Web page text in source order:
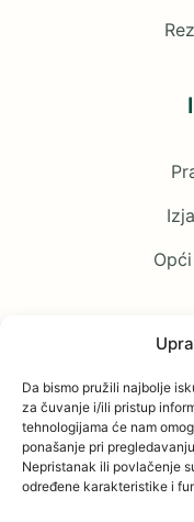
Da bismo pružili najbolje
za čuvanje i/ili pristup
tehnologijama će nam
ponašanje pri
Nepristanak ili povlačenje
određene karakteristike i